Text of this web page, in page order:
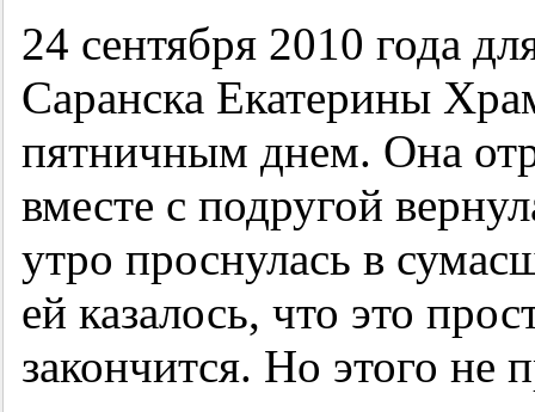
24 сентября 2010 года
Саранска Екатерины
пятничным днем. Она
вместе с подругой
утро проснулась в
ей казалось, что это
закончится. Но этого не